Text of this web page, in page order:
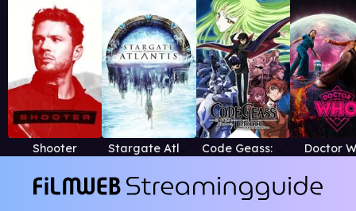
Shooter Stargate Atlantis Code Geass: Lelouch of the Rebellion Doctor